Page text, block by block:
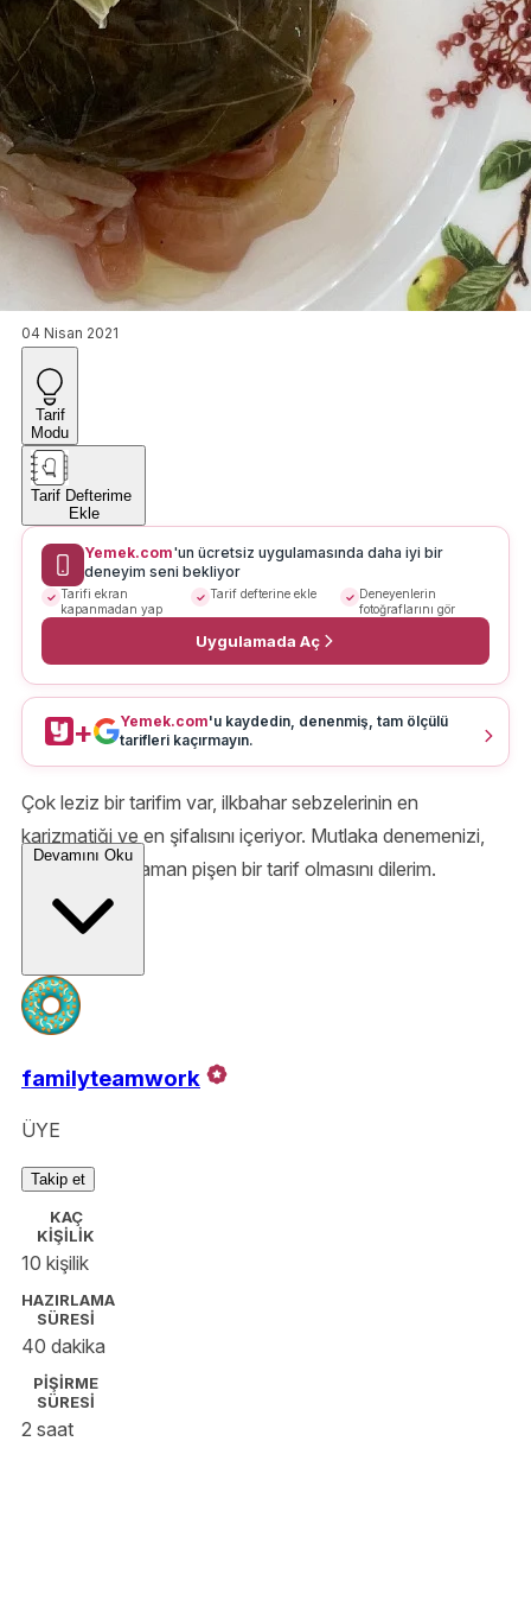
04 Nisan 2021
Tarif
Modu
Tarif Defterime
Ekle
Yemek.com'un ücretsiz uygulamasında daha iyi bir
deneyim seni bekliyor
Tarifi ekran
kapanmadan yap
Tarif defterine ekle
Deneyenlerin
fotoğraflarını gör
Uygulamada Aç
+ Yemek.com'u kaydedin, denenmiş, tam ölçülü
tarifleri kaçırmayın.
Çok leziz bir tarifim var, ilkbahar sebzelerinin en
karizmatiği ve en şifalısını içeriyor. Mutlaka denemenizi,
evinizde her zaman pişen bir tarif olmasını dilerim.
Devamını Oku
familyteamwork
ÜYE
Takip et
KAÇ
KİŞİLİK
10 kişilik
HAZIRLAMA
SÜRESİ
40 dakika
PİŞİRME
SÜRESİ
2 saat